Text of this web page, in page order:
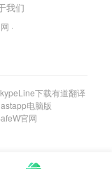
我们
·
Line下载有道翻译
电脑版
官网